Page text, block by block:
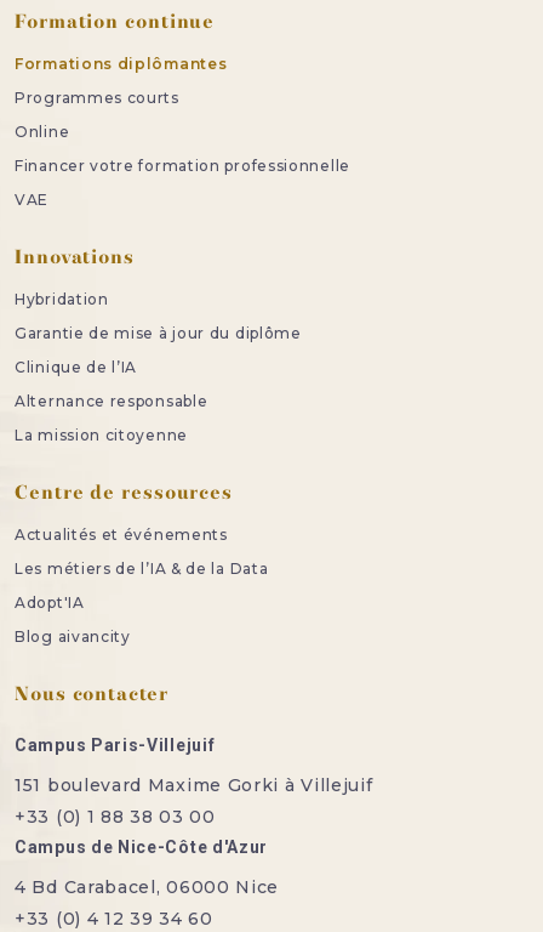
Formation continue
Formations diplômantes
Programmes courts
Online
Financer votre formation professionnelle
VAE
Innovations
Hybridation
Garantie de mise à jour du diplôme
Clinique de l’IA
Alternance responsable
La mission citoyenne
Centre de ressources
Actualités et événements
Les métiers de l’IA & de la Data
Adopt'IA
Blog aivancity
Nous contacter
Campus Paris-Villejuif
151 boulevard Maxime Gorki à Villejuif
+33 (0) 1 88 38 03 00
Campus de Nice-Côte d'Azur
4 Bd Carabacel, 06000 Nice
+33 (0) 4 12 39 34 60